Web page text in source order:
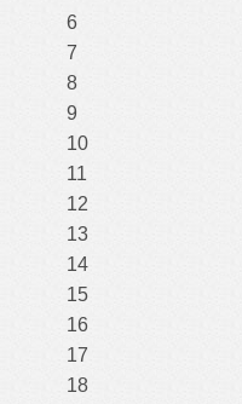
6
7
8
9
10
11
12
13
14
15
16
17
18